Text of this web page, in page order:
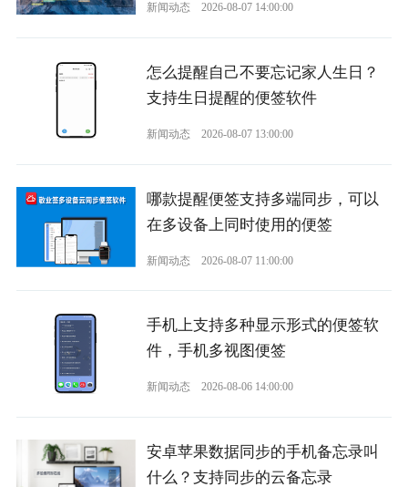
新闻动态 2026-08-07 14:00:00
怎么提醒自己不要忘记家人生日？
支持生日提醒的便签软件
新闻动态 2026-08-07 13:00:00
哪款提醒便签支持多端同步，可以
在多设备上同时使用的便签
新闻动态 2026-08-07 11:00:00
手机上支持多种显示形式的便签软
件，手机多视图便签
新闻动态 2026-08-06 14:00:00
安卓苹果数据同步的手机备忘录叫
什么？支持同步的云备忘录